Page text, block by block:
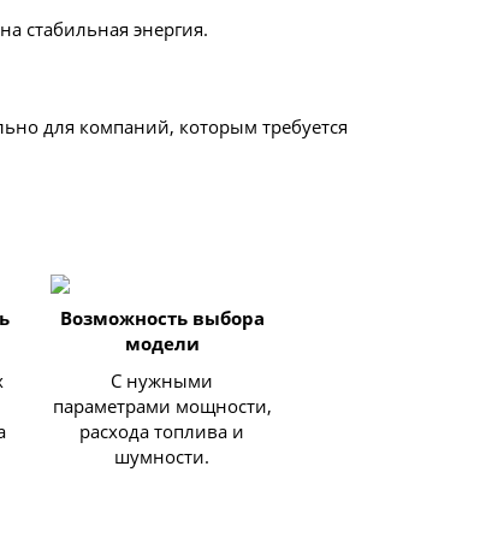
стабильная энергия.
для компаний, которым требуется
Возможность выбора
модели
С нужными
параметрами мощности,
расхода топлива и
шумности.